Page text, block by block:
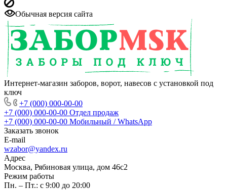
Обычная версия сайта
Интернет-магазин заборов, ворот, навесов с установкой под
ключ
+7 (000) 000-00-00
+7 (000) 000-00-00 Отдел продаж
+7 (000) 000-00-00 Мобильный / WhatsApp
Заказать звонок
E-mail
wzabor@yandex.ru
Адрес
Москва, Рябиновая улица, дом 46с2
Режим работы
Пн. – Пт.: с 9:00 до 20:00